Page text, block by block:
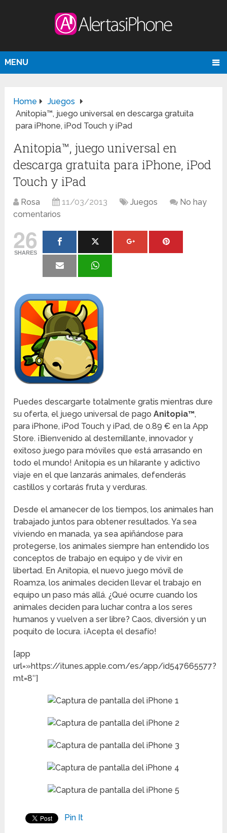
MENU
Home
Juegos
Anitopia™, juego universal en descarga gratuita
para iPhone, iPod Touch y iPad
Anitopia™, juego universal en
descarga gratuita para iPhone, iPod
Touch y iPad
Rosa 11/03/2013 Juegos
No hay
comentarios
26
SHARES
Puedes descargarte totalmente gratis mientras dure
su oferta, el juego universal de pagoAnitopia™,
para iPhone, iPod Touch y iPad, de 0.89 € en la App
Store. ¡Bienvenido al desternillante, innovador y
exitoso juego para móviles que está arrasando en
todo el mundo! Anitopia es un hilarante y adictivo
viaje en el que lanzarás animales, defenderás
castillos y cortarás fruta y verduras.
Desde el amanecer de los tiempos, los animales han
trabajado juntos para obtener resultados. Ya sea
viviendo en manada, ya sea apiñándose para
protegerse, los animales siempre han entendido los
conceptos de trabajo en equipo y de vivir en
libertad. En Anitopia, el nuevo juego móvil de
Roamza, los animales deciden llevar el trabajo en
equipo un paso más allá. ¿Qué ocurre cuando los
animales deciden para luchar contra a los seres
humanos y vuelven a ser libre? Caos, diversión y un
poquito de locura. ¡Acepta el desafío!
[app
url=»https://itunes.apple.com/es/app/id547665577?
mt=8″]
Pin It